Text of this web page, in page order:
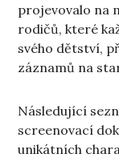
projevovalo na
rodičů, které
svého dětství,
záznamů na
Následující
screenovací
unikátních